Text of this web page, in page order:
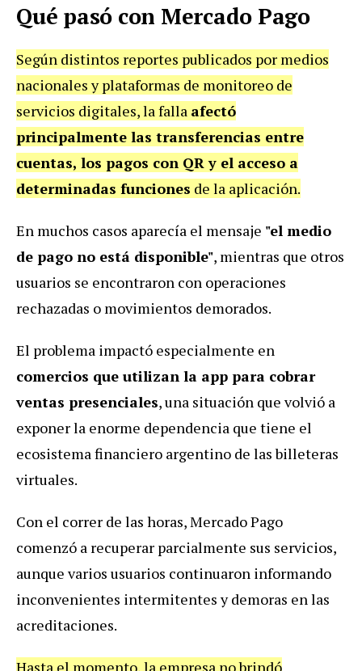
Qué pasó con Mercado Pago
Según distintos reportes publicados por medios
nacionales y plataformas de monitoreo de
servicios digitales, la falla afectó
principalmente las transferencias entre
cuentas, los pagos con QR y el acceso a
determinadas funciones de la aplicación.
En muchos casos aparecía el mensaje "el medio
de pago no está disponible", mientras que otros
usuarios se encontraron con operaciones
rechazadas o movimientos demorados.
El problema impactó especialmente en
comercios que utilizan la app para cobrar
ventas presenciales, una situación que volvió a
exponer la enorme dependencia que tiene el
ecosistema financiero argentino de las billeteras
virtuales.
Con el correr de las horas, Mercado Pago
comenzó a recuperar parcialmente sus servicios,
aunque varios usuarios continuaron informando
inconvenientes intermitentes y demoras en las
acreditaciones.
Hasta el momento, la empresa no brindó